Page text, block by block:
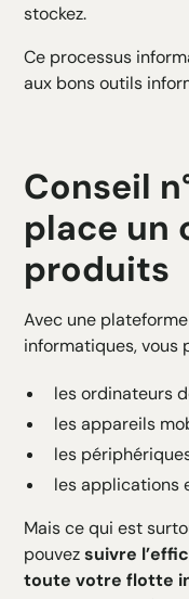
stockez.
Ce processus
aux bons outils
Conseil
place un
produits
Avec une
informatiques, vous
les ordinateurs
les appareils
les
les applications
Mais ce qui est
pouvezsuivre
toute votre flotte